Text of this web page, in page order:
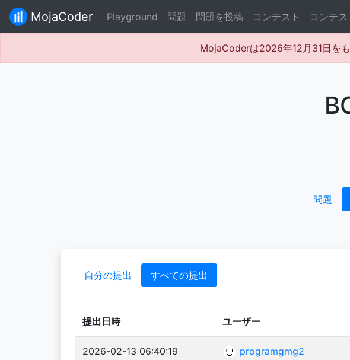
MojaCoder Playground 問題 問題を投稿 コンテスト コンテ
MojaCoderは2026年12月31日を
問題
自分の提出 すべての提出
提出日時 ユーザー
2026-02-13 06:40:19 programgmg2